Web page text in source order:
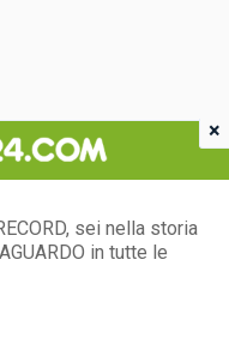
sei nella storia
in tutte le
×